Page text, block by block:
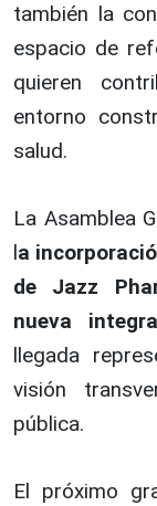
también la
espacio de
quieren
entorno
salud.
La Asamblea
la
de Jazz
nueva
llegada
visión
pública.
El próximo